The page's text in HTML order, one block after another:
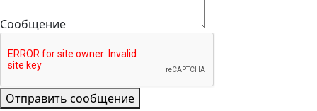
Сообщение
Отправить сообщение